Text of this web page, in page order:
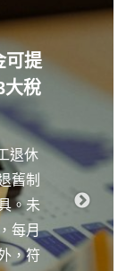
可提
大稅
退休
舊制
。未
每月
，符